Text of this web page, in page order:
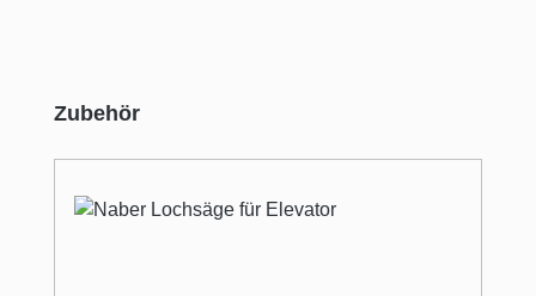
Produktgalerie überspringen
Zubehör